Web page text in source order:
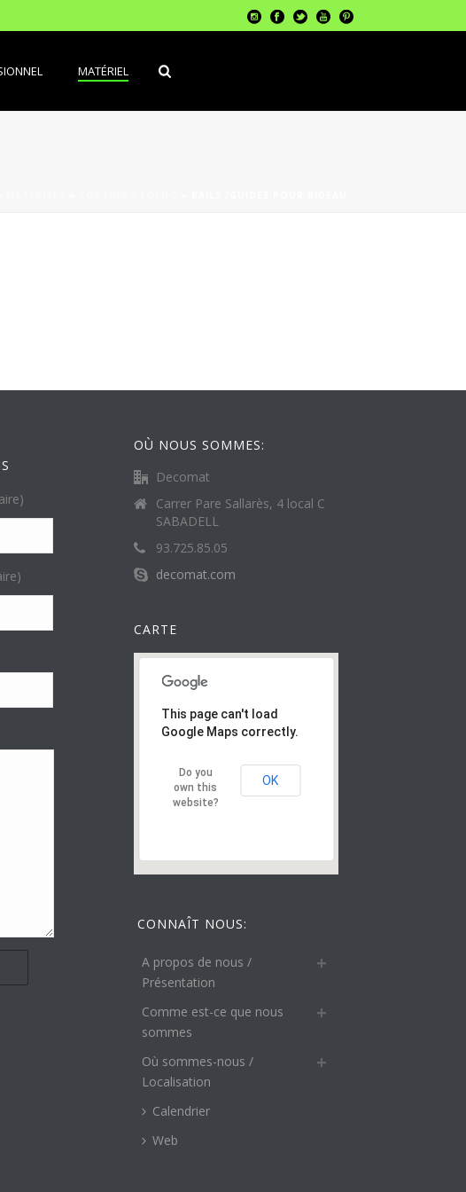
MATÉRIEL
OÙ NOUS SOMMES:
Decomat
Carrer Pare Sallarès, 4 local C
SABADELL
93.725.85.05
decomat.com
CARTE
This page can't load
Google Maps correctly.
Do you
own this
website?
OK
CONNAÎT NOUS:
A propos de nous /
Présentation
Comme est-ce que nous
sommes
Où sommes-nous /
Localisation
Calendrier
Web